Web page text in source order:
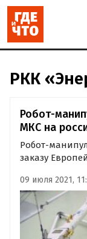
РКК
Робот-
МКС на
Робот-
заказу
станцию.
запущен на
Байконур.
09 июля 2021,